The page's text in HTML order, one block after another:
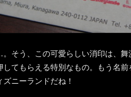
う、この可愛らしい消印は、舞
してもらえる特別なもの。もう名
ニーランドだね！